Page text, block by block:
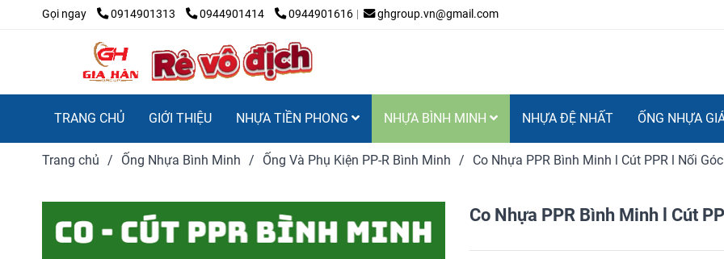
Gọi ngay 0914901313 0944901414 0944901616 ghgroup.vn@gmail.com
TRANG CHỦ GIỚI THIỆU NHỰA TIỀN PHONG NHỰA BÌNH MINH NHỰA ĐỆ NHẤT ỐNG NHỰA
Trang chủ / Ống Nhựa Bình Minh / Ống Và Phụ Kiện PP-R Bình Minh / Co Nhựa PPR Bình Minh l Cút PPR l Nối
Co Nhựa PPR Bình Minh l Cút